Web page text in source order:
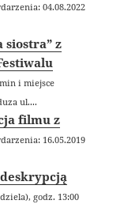
04.08.2022
siostra” z
i miejsce
ul....
filmu z
16.05.2019
godz. 13:00